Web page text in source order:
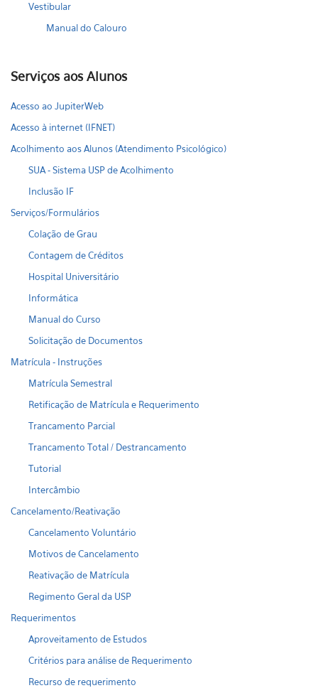
Vestibular
Manual do Calouro
Serviços aos Alunos
Acesso ao JupiterWeb
Acesso à internet (IFNET)
Acolhimento aos Alunos (Atendimento Psicológico)
SUA - Sistema USP de Acolhimento
Inclusão IF
Serviços/Formulários
Colação de Grau
Contagem de Créditos
Hospital Universitário
Informática
Manual do Curso
Solicitação de Documentos
Matrícula - Instruções
Matrícula Semestral
Retificação de Matrícula e Requerimento
Trancamento Parcial
Trancamento Total / Destrancamento
Tutorial
Intercâmbio
Cancelamento/Reativação
Cancelamento Voluntário
Motivos de Cancelamento
Reativação de Matrícula
Regimento Geral da USP
Requerimentos
Aproveitamento de Estudos
Critérios para análise de Requerimento
Recurso de requerimento